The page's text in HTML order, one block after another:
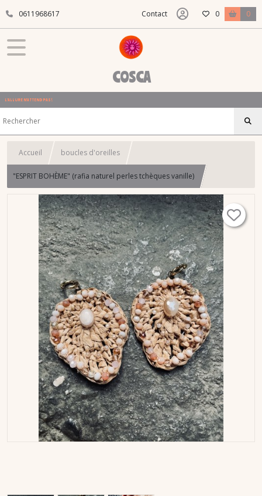
0611968617 Contact 0 0
COSCA
L'ALLURE N'ATTEND PAS !
Accueil boucles d'oreilles
"ESPRIT BOHÈME" (rafia naturel perles tchèques vanille)